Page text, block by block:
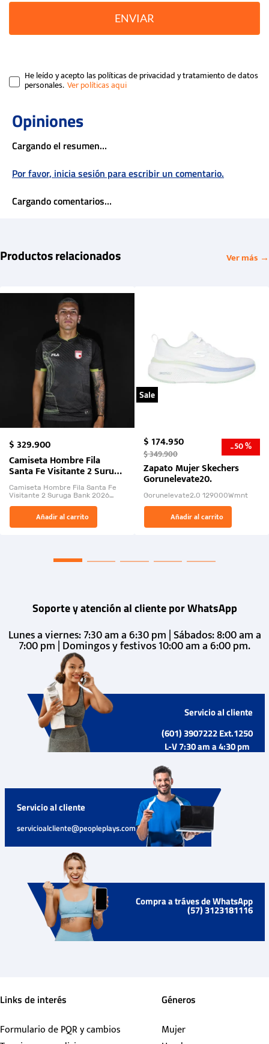
ENVIAR
He leído y acepto las políticas de privacidad y tratamiento de datos
personales.
Cargando el resumen…
Por favor, inicia sesión para escribir un comentario.
Cargando comentarios…
Productos relacionados Ver más →
$329.900
Camiseta Hombre Fila
Santa Fe Visitante 2 Suruga
Bank 2026
Camiseta Hombre Fila Santa Fe
Visitante 2 Suruga Bank 2026
El Rugido del Sol Naciente:
“Primeros para la Et...
Añadir al carrito
Sale
$174.950
$349.900 -50 %
Zapato Mujer Skechers
Gorunelevate20.
Gorunelevate2.0 129000Wmnt
Añadir al carrito
Soporte y atención al cliente por WhatsApp
Lunes a viernes: 7:30 am a 6:30 pm | Sábados: 8:00 am a
7:00 pm | Domingos y festivos 10:00 am a 6:00 pm.
Servicio al cliente
(601) 3907222 Ext.1250
L-V 7:30 am a 4:30 pm
Servicio al cliente
servicioalcliente@peopleplays.com
Compra a tráves de WhatsApp
(57) 3123181116
Links de interés
Formulario de PQR y cambios
Géneros
Mujer